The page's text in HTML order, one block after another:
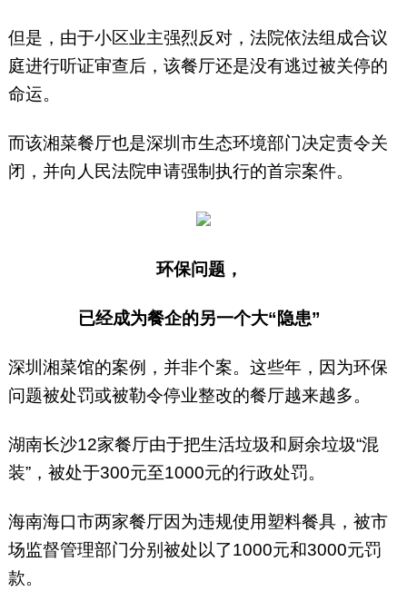
但是，由于小区业主强烈反对，法院依法组成合议
庭进行听证审查后，该餐厅还是没有逃过被关停的
命运。
而该湘菜餐厅也是深圳市生态环境部门决定责令关
闭，并向人民法院申请强制执行的首宗案件。
环保问题，
已经成为餐企的另一个大“隐患”
深圳湘菜馆的案例，并非个案。这些年，因为环保
问题被处罚或被勒令停业整改的餐厅越来越多。
湖南长沙12家餐厅由于把生活垃圾和厨余垃圾“混
装”，被处于300元至1000元的行政处罚。
海南海口市两家餐厅因为违规使用塑料餐具，被市
场监督管理部门分别被处以了1000元和3000元罚
款。